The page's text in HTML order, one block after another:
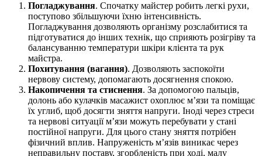
Погладжування. Спочатку майстер робить легкі рухи,
поступово збільшуючи їхню інтенсивність.
Погладжування дозволяють організму розслабитися та
підготуватися до інших технік, що сприяють розігріву та
балансуванню температури шкіри клієнта та рук
майстра.
Похитування (вагання). Дозволяють заспокоїти
нервову систему, допомагають досягнення спокою.
Накопичення та стиснення. За допомогою пальців,
долонь або кулачків масажист охоплює м’язи та поміщає
їх углиб, щоб досягти зняття напруги. Іноді через стреси
та нервові ситуації м’язи можуть перебувати у стані
постійної напруги. Для цього стану зняття потрібен
фізичний вплив. Напруженість м’язів виникає через
неправильну поставу, згорбленість при ході, малу